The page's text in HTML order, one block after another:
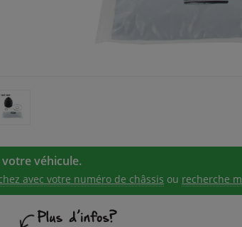
votre véhicule.
avec votre numéro de châssis ou recherche